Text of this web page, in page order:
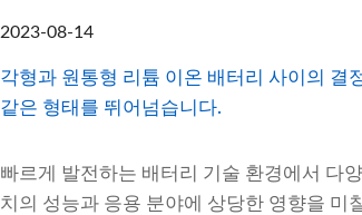
2023-08-14
각형과 원통형 리튬 이온 배터리 사이의 결
같은 형태를 뛰어넘습니다.
빠르게 발전하는 배터리 기술 환경에서 다
치의 성능과 응용 분야에 상당한 영향을 미